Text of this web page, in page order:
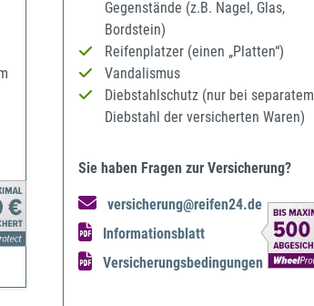
Gegenstände (z.B. Nagel, Glas,
Bordstein)
Reifenplatzer (einen „Platten“)
Vandalismus
Diebstahlschutz (nur bei separatem
Diebstahl der versicherten Waren)
Sie haben Fragen zur Versicherung?
versicherung@reifen24.de
Informationsblatt
Versicherungsbedingungen